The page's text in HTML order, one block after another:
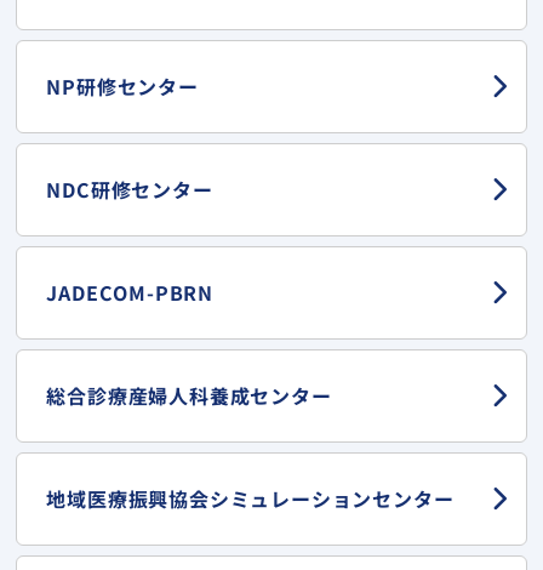
NP研修センター
NDC研修センター
JADECOM-PBRN
総合診療産婦人科養成センター
地域医療振興協会シミュレーションセンター